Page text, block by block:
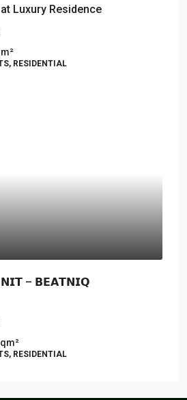
Luxury Residence
RESIDENTIAL
– 𝗕𝗘𝗔𝗧𝗡𝗜𝗤
RESIDENTIAL